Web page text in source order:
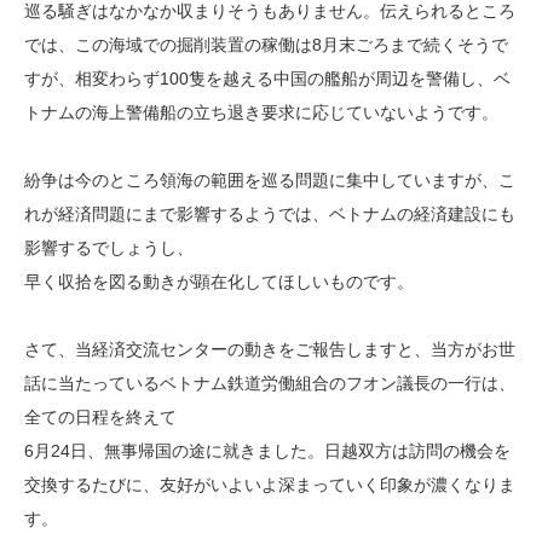
巡る騒ぎはなかなか収まりそうもありません。伝えられるところ
では、この海域での掘削装置の稼働は8月末ごろまで続くそうで
すが、相変わらず100隻を越える中国の艦船が周辺を警備し、ベ
トナムの海上警備船の立ち退き要求に応じていないようです。
紛争は今のところ領海の範囲を巡る問題に集中していますが、こ
れが経済問題にまで影響するようでは、ベトナムの経済建設にも
影響するでしょうし、
早く収拾を図る動きが顕在化してほしいものです。
さて、当経済交流センターの動きをご報告しますと、当方がお世
話に当たっているベトナム鉄道労働組合のフオン議長の一行は、
全ての日程を終えて
6月24日、無事帰国の途に就きました。日越双方は訪問の機会を
交換するたびに、友好がいよいよ深まっていく印象が濃くなりま
す。